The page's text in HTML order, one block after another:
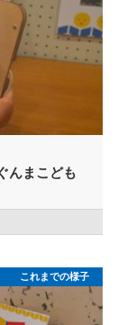
んまこども
これまでの様子